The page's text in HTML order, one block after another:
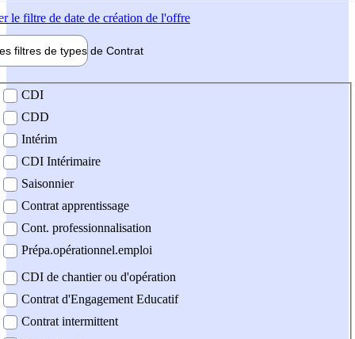
le filtre de date de création de l'offre
filtres de types de Contrat
contrat
CDI
CDD
Intérim
CDI Intérimaire
Saisonnier
Contrat apprentissage
Cont. professionnalisation
Prépa.opérationnel.emploi
CDI de chantier ou d'opération
Contrat d'Engagement Educatif
Contrat intermittent